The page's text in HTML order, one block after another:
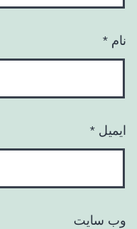
نام *
ایمیل *
وب‌ سایت